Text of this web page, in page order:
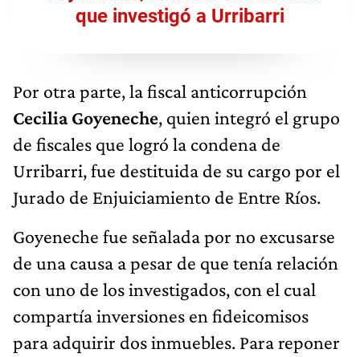
que investigó a Urribarri
Por otra parte, la fiscal anticorrupción
Cecilia Goyeneche, quien integró el grupo
de fiscales que logró la condena de
Urribarri, fue destituida de su cargo por el
Jurado de Enjuiciamiento de Entre Ríos.
Goyeneche fue señalada por no excusarse
de una causa a pesar de que tenía relación
con uno de los investigados, con el cual
compartía inversiones en fideicomisos
para adquirir dos inmuebles. Para reponer